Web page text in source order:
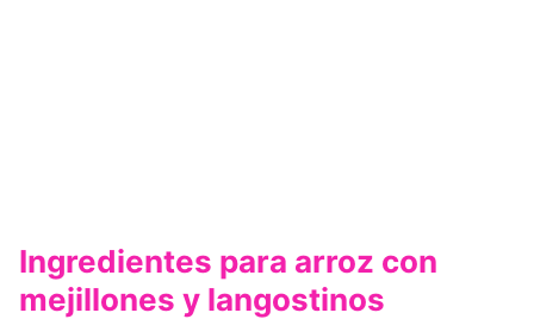
Ingredientes para arroz con
mejillones y langostinos